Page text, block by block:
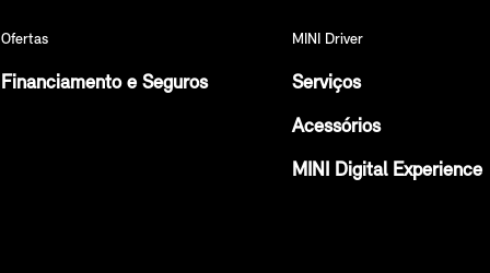
Ofertas
Financiamento e Seguros
MINI Driver
Serviços
Acessórios
MINI Digital Experience